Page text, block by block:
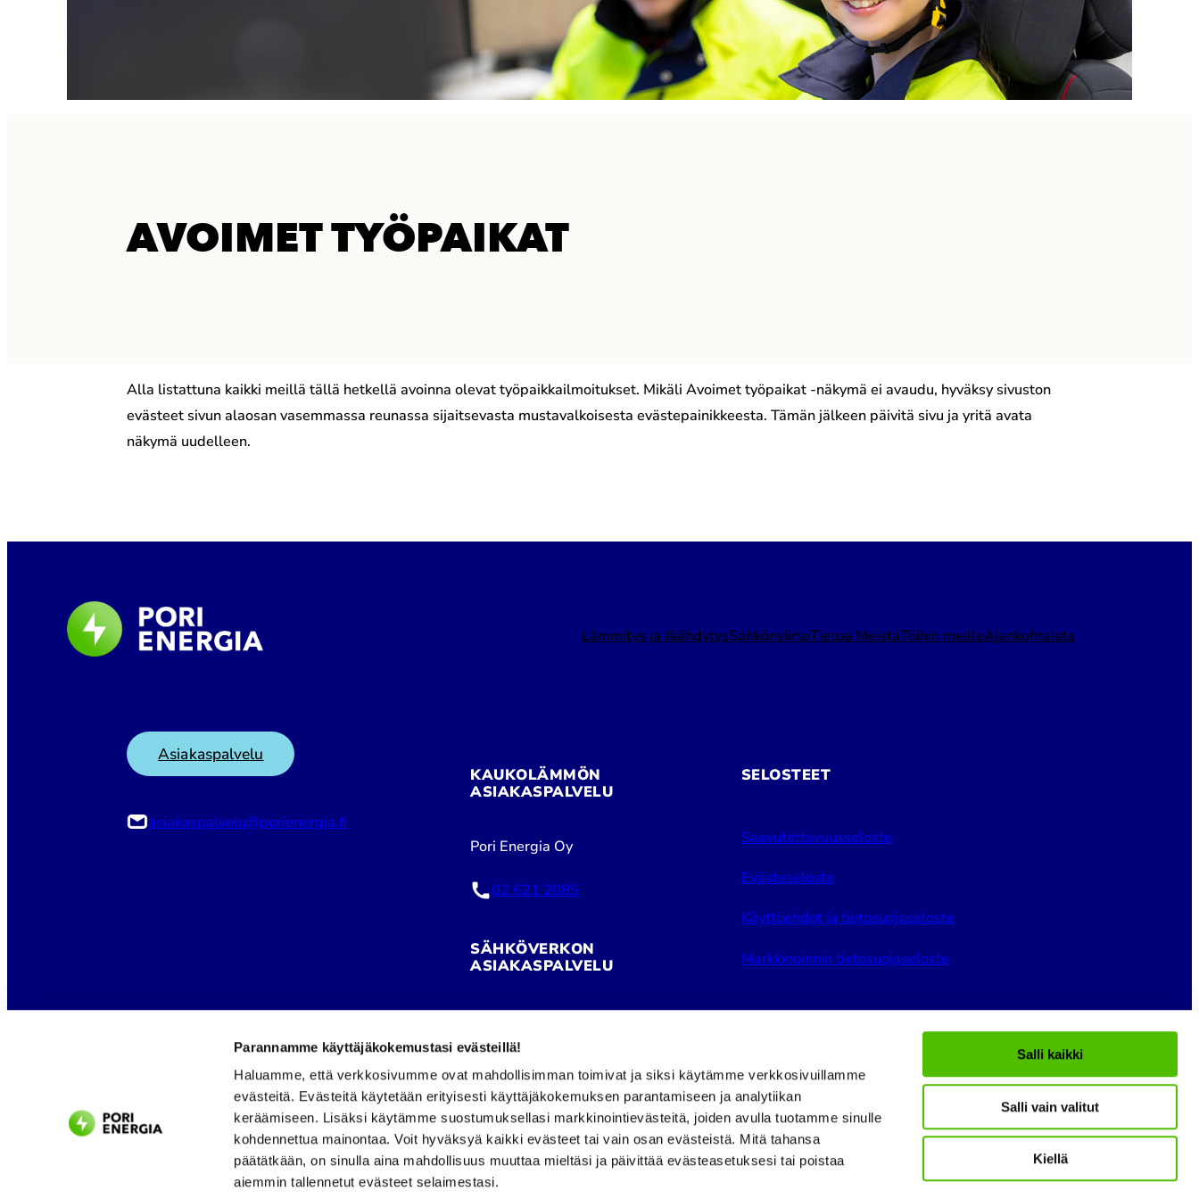
Parannamme käyttäjäkokemustasi evästeillä!
Haluamme, että verkkosivumme ovat mahdollisimman toimivat ja siksi käytämme verkkosivuillamme
evästeitä. Evästeitä käytetään erityisesti käyttäjäkokemuksen parantamiseen ja analytiikan
keräämiseen. Lisäksi käytämme suostumuksellasi markkinointievästeitä, joiden avulla tuotamme sinulle
kohdennettua mainontaa. Voit hyväksyä kaikki evästeet tai vain osan evästeistä. Mitä tahansa
päätätkään, on sinulla aina mahdollisuus muuttaa mieltäsi ja päivittää evästeasetuksesi tai poistaa
aiemmin tallennetut evästeet selaimestasi.
Salli kaikki
Salli vain valitut
Kiellä
AVOIMET TYÖPAIKAT
Alla listattuna kaikki meillä tällä hetkellä avoinna olevat työpaikkailmoitukset. Mikäli Avoimet työpaikat -näkymä ei avaudu, hyväksy sivuston
evästeet sivun alaosan vasemmassa reunassa sijaitsevasta mustavalkoisesta evästepainikkeesta. Tämän jälkeen päivitä sivu ja yritä avata
näkymä uudelleen.
Lämmitys ja JäähdytysSähkönsiirtoTietoa MeistäTöihin meilleAjankohtaista
Asiakaspalvelu
asiakaspalvelu@porienergia.fi
KAUKOLÄMMÖN
ASIAKASPALVELU
Pori Energia Oy
02 621 2085
SÄHKÖVERKON
ASIAKASPALVELU
Puhelinpalvelu avoinna:
ma–pe klo 8–16
SELOSTEET
Saavutettavuusseloste
Evästeseloste
Käyttöehdot ja tietosuojaseloste
Markkinoinnin tietosuojaseloste
Facebook Instagram LinkedIn YouTube